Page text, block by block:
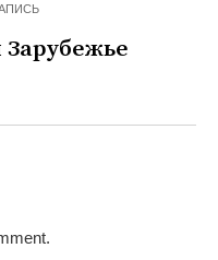
Зарубежье